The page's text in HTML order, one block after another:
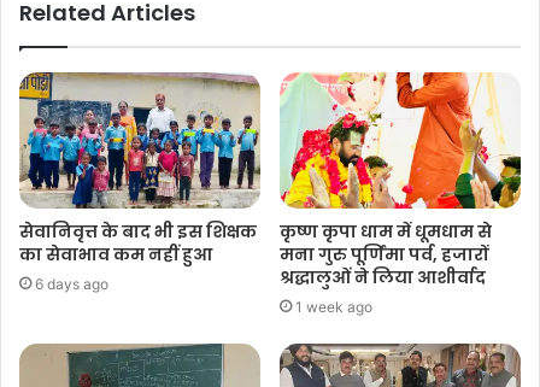
Related Articles
सेवानिवृत्त के बाद भी इस शिक्षक
का सेवाभाव कम नहीं हुआ
6 days ago
कृष्ण कृपा धाम में धूमधाम से
मना गुरु पूर्णिमा पर्व, हजारों
श्रद्धालुओं ने लिया आशीर्वाद
1 week ago